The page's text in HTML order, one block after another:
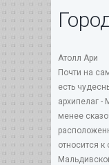
Атолл Ари
Почти на
есть
архипелаг -
менее
относится